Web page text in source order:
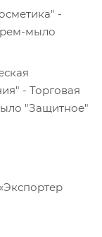
-
мыло
- Торговая
"Защитное"